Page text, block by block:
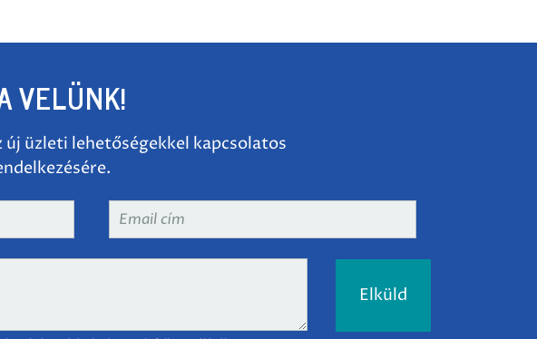
VELÜNK!
üzleti lehetőségekkel kapcsolatos
Email